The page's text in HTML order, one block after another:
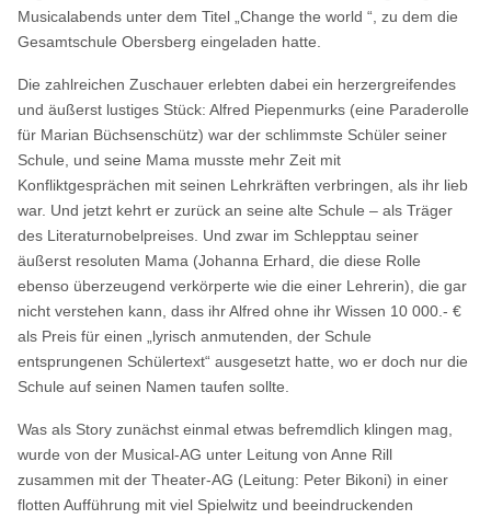
Musicalabends unter dem Titel „Change the world “, zu dem die
Gesamtschule Obersberg eingeladen hatte.
Die zahlreichen Zuschauer erlebten dabei ein herzergreifendes
und äußerst lustiges Stück: Alfred Piepenmurks (eine Paraderolle
für Marian Büchsenschütz) war der schlimmste Schüler seiner
Schule, und seine Mama musste mehr Zeit mit
Konfliktgesprächen mit seinen Lehrkräften verbringen, als ihr lieb
war. Und jetzt kehrt er zurück an seine alte Schule – als Träger
des Literaturnobelpreises. Und zwar im Schlepptau seiner
äußerst resoluten Mama (Johanna Erhard, die diese Rolle
ebenso überzeugend verkörperte wie die einer Lehrerin), die gar
nicht verstehen kann, dass ihr Alfred ohne ihr Wissen 10 000.- €
als Preis für einen „lyrisch anmutenden, der Schule
entsprungenen Schülertext“ ausgesetzt hatte, wo er doch nur die
Schule auf seinen Namen taufen sollte.
Was als Story zunächst einmal etwas befremdlich klingen mag,
wurde von der Musical-AG unter Leitung von Anne Rill
zusammen mit der Theater-AG (Leitung: Peter Bikoni) in einer
flotten Aufführung mit viel Spielwitz und beeindruckenden